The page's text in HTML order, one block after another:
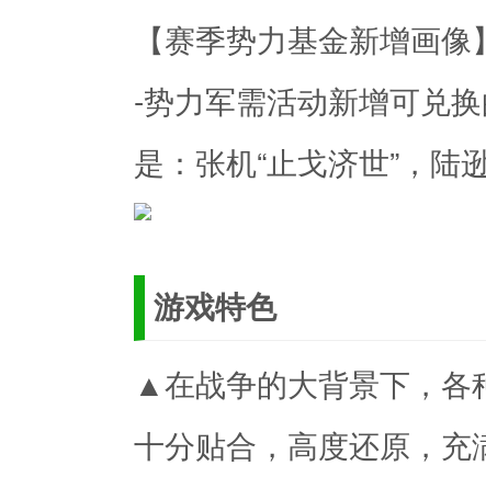
【赛季势力基金新增画像】
-势力军需活动新增可兑
是：张机“止戈济世”，陆
游戏特色
▲在战争的大背景下，各
十分贴合，高度还原，充